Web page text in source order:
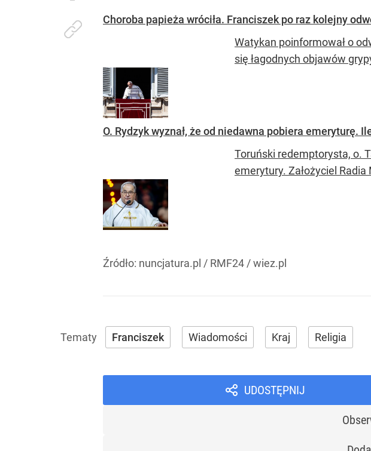
Choroba papieża wróciła. Franciszek po raz kolejny
Watykan poinformował o
się łagodnych objawów
O. Rydzyk wyznał, że od niedawna pobiera emeryturę.
Toruński redemptorysta, o.
emerytury. Założyciel
Źródło: nuncjatura.pl / RMF24 / wiez.pl
Franciszek Wiadomości Kraj Religia
UDOSTĘPNIJ